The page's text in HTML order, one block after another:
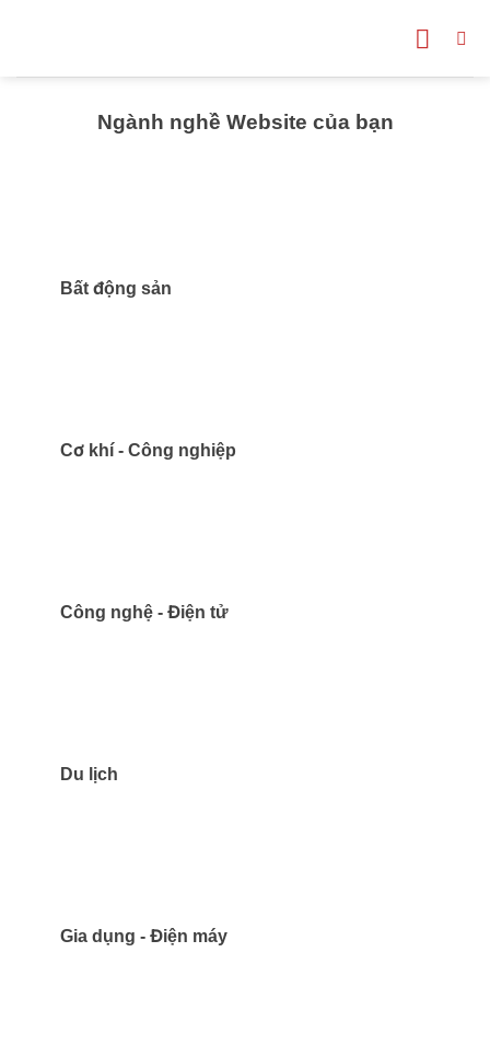
dung
Ngành nghề Website của bạn
Bất động sản
Cơ khí - Công nghiệp
Công nghệ - Điện tử
Du lịch
Gia dụng - Điện máy